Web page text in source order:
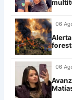
Always Ready
Grupo H
IDV
Rosario Central
UCV FC
30 Estudiantes
06
06